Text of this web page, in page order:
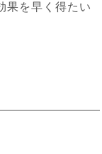
果を早く得たい